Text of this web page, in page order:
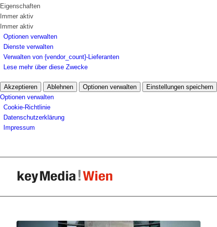
Eigenschaften
Immer aktiv
Immer aktiv
Optionen verwalten
Dienste verwalten
Verwalten von {vendor_count}-Lieferanten
Lese mehr über diese Zwecke
Akzeptieren Ablehnen Optionen verwalten
Einstellungen speichern
Optionen verwalten
Cookie-Richtlinie
Datenschutzerklärung
Impressum